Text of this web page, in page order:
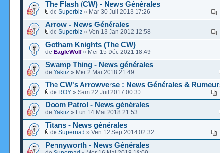
The Flash (CW) - News Générales
de Superbiz » Mar 30 Juil 2013 17:26
Arrow - News Générales
de Superbiz » Ven 13 Jan 2012 12:58
Gotham Knights (The CW)
de EagleWolf » Mer 15 Déc 2021 18:49
Swamp Thing - News générales
de Yakiiz » Mer 2 Mai 2018 21:49
The CW's Arrowverse : News Générales &
de ROY » Sam 22 Juil 2017 00:30
Doom Patrol - News générales
de Yakiiz » Lun 14 Mai 2018 21:53
Titans - News générales
de Supernad » Ven 12 Sep 2014 02:32
Pennyworth - News Générales